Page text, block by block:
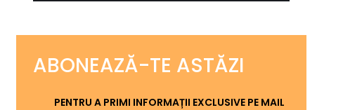
ABONEAZĂ-TE ASTĂZI
PENTRU A PRIMI INFORMAȚII EXCLUSIVE PE MAIL